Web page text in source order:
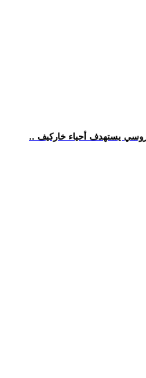
يستهدف أحياء خاركيف